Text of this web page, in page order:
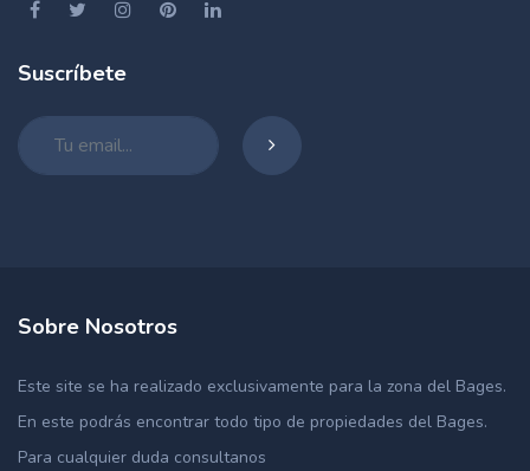
Suscríbete
Sobre Nosotros
Este site se ha realizado exclusivamente para la zona del Bages.
En este podrás encontrar todo tipo de propiedades del Bages.
Para cualquier duda consultanos